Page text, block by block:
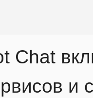
Chat
и